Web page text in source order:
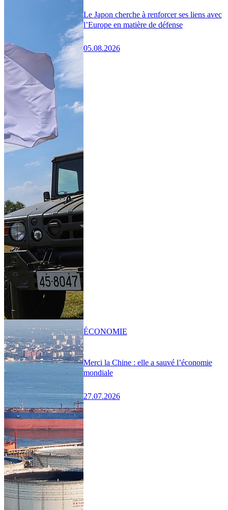
Le Japon cherche à renforcer ses liens avec
l’Europe en matière de défense
05.08.2026
Merci la Chine : elle a sauvé l’économie
mondiale
27.07.2026
ÉCONOMIE